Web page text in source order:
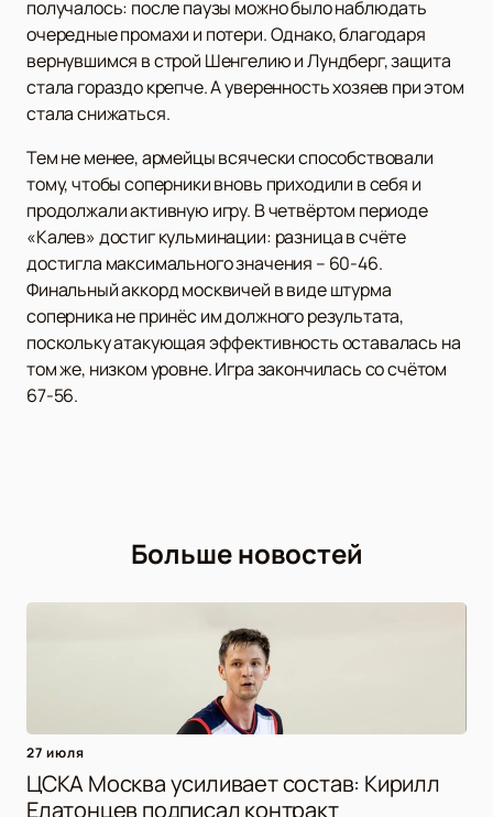
получалось: после паузы можно было наблюдать
очередные промахи и потери. Однако, благодаря
вернувшимся в строй Шенгелию и Лундберг, защита
стала гораздо крепче. А уверенность хозяев при этом
стала снижаться.
Тем не менее, армейцы всячески способствовали
тому, чтобы соперники вновь приходили в себя и
продолжали активную игру. В четвёртом периоде
«Калев» достиг кульминации: разница в счёте
достигла максимального значения – 60-46.
Финальный аккорд москвичей в виде штурма
соперника не принёс им должного результата,
поскольку атакующая эффективность оставалась на
том же, низком уровне. Игра закончилась со счётом
67-56.
Больше новостей
27 июля
ЦСКА Москва усиливает состав: Кирилл
Елатонцев подписал контракт